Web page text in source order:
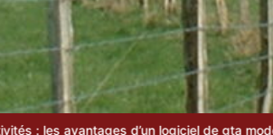
logiciel de gta moderne Guide pratique :